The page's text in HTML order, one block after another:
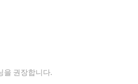
을 권장합니다.